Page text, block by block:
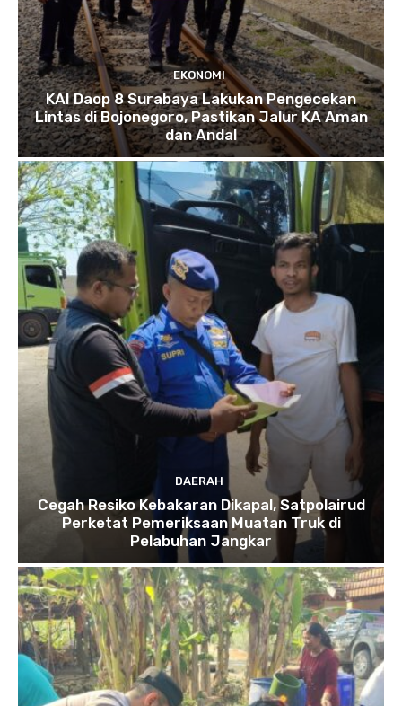
EKONOMI
KAI Daop 8 Surabaya Lakukan Pengecekan
Lintas di Bojonegoro, Pastikan Jalur KA Aman
dan Andal
DAERAH
Cegah Resiko Kebakaran Dikapal, Satpolairud
Perketat Pemeriksaan Muatan Truk di
Pelabuhan Jangkar